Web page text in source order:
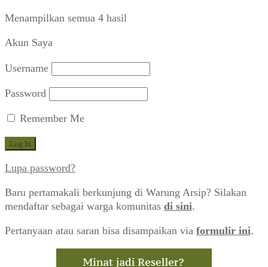
Menampilkan semua 4 hasil
Akun Saya
Username
Password
Remember Me
Lupa password?
Baru pertamakali berkunjung di Warung Arsip? Silakan
mendaftar sebagai warga komunitas di sini.
Pertanyaan atau saran bisa disampaikan via formulir ini.